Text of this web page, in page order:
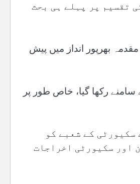
تقسیم پر پہلے ہی بحث
بھرپور انداز میں پیش
رکھا گیا، خاص طور پر
کے شعبے کو
اور سکیورٹی اخراجات